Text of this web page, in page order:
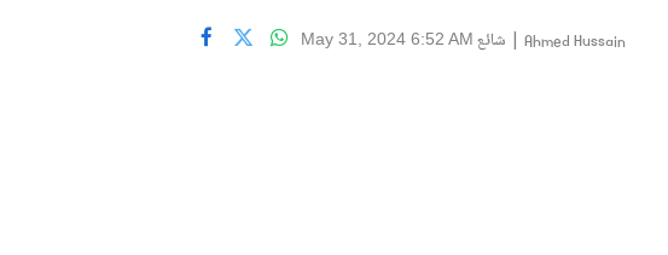
Ahmed Hussain
| شائع May 31, 2024 6:52 AM